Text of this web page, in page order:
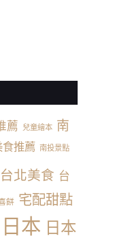
薦 兒童繪本 南
推薦 南投景點
台北美食 台
餅 宅配甜點
日本 日本